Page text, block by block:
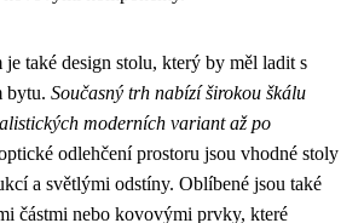
také design stolu, který by měl ladit s
bytu. Současný trh nabízí širokou škálu
moderních variant až po
odlehčení prostoru jsou vhodné stoly
a světlými odstíny. Oblíbené jsou také
částmi nebo kovovými prvky, které